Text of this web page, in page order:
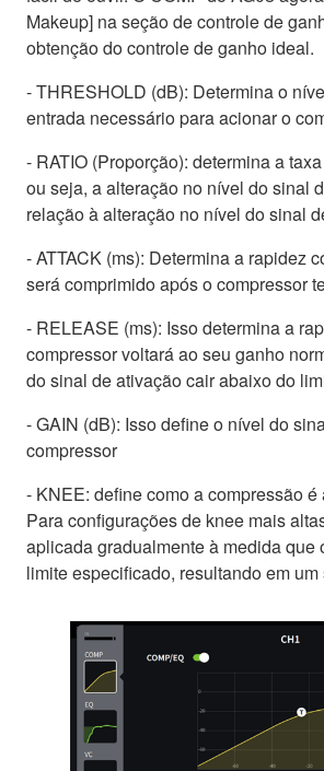
Makeup] na seção de controle de
obtenção do controle de ganho ideal.
- THRESHOLD (dB): Determina o
entrada necessário para acionar o
- RATIO (Proporção): determina a
ou seja, a alteração no nível do sinal
relação à alteração no nível do sinal
- ATTACK (ms): Determina a rapidez
será comprimido após o compressor
- RELEASE (ms): Isso determina a
compressor voltará ao seu ganho
do sinal de ativação cair abaixo do
- GAIN (dB): Isso define o nível do
compressor
- KNEE: define como a compressão
Para configurações de knee mais
aplicada gradualmente à medida que
limite especificado, resultando em